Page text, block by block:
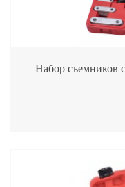
Набор съемников